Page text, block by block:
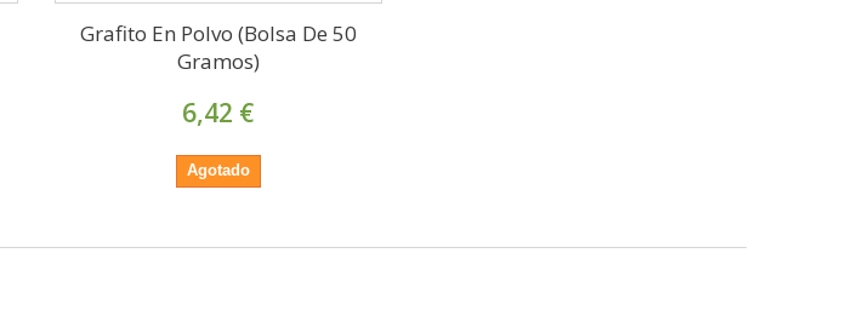
Grafito En Polvo (Bolsa De 50
Gramos)
6,42 €
Agotado